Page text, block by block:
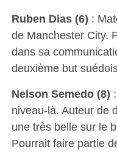
Ruben Dias (6) :
de Manchester City.
dans sa
deuxième but
Nelson Semedo (8)
niveau-là. Auteur de
une très belle sur le
Pourrait faire partie